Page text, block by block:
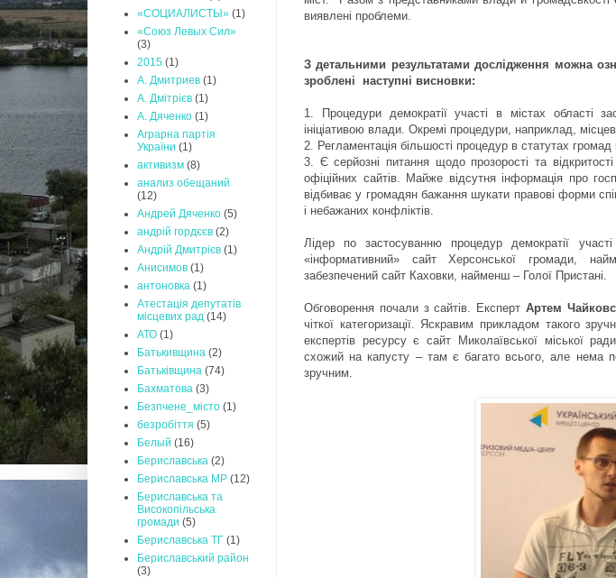
виявлені проблеми.
З детальними результатами дослідження можна
зроблені наступні висновки:
1.
Процедури демократії участі в містах області
ініціативою влади. Окремі процедури, наприклад,
2. Регламентація більшості процедур в статутах
3.
Є серйозні питання щодо прозорості та
офіційних сайтів. Майже відсутня інформація про
відбиває у громадян бажання шукати правові форми
і небажаних конфліктів.
Лідер по застосуванню процедур демократії
«інформативний» сайт Херсонської громади,
забезпечений сайт Каховки, найменш – Голої Пристані.
Обговорення почали з сайтів. ЕкспертАртем
чіткої категоризації. Яскравим прикладом такого
експертів ресурсу є сайт Миколаївської міської
схожий на капусту – там є багато всього, але нема
зручним.
«СОЦИАЛИСТЫ» (1)
«Союз Левых Сил»
(3)
2015 (1)
А. Дмитриев (1)
А. Дмітрієв (1)
А. Дяченко (1)
Аграрна партія
України (1)
активизм (8)
анализ обещаний
(12)
Андрей Дяченко (5)
андрій гордєєв (2)
Андрій Дмитрієв (1)
Анисимов (1)
антоновка (1)
Атестація депутатів
місцевих рад (14)
АТО (1)
Батькивщина (2)
Батьківщина (74)
Бахматова (3)
Безпчене_місто (1)
безробіття (5)
Белый (16)
Бериславська (2)
Бериславська МР (12)
Бериславська та
Високопільська
громади (5)
Бериславська ТГ (1)
Бериславський район
(3)